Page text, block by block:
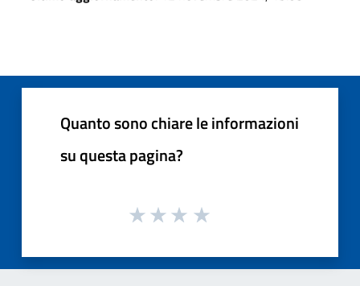
Quanto sono chiare le informazioni
su questa pagina?